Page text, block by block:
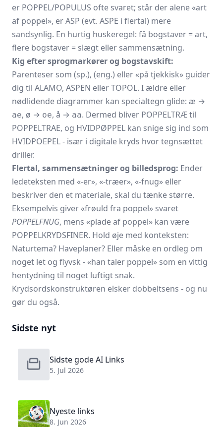
er POPPEL/POPULUS ofte svaret; står der alene «art
af poppel», er ASP (evt. ASPE i flertal) mere
sandsynlig. En hurtig huskeregel: få bogstaver = art,
flere bogstaver = slægt eller sammensætning.
Kig efter sprogmarkører og bogstavskift:
Parenteser som (sp.), (eng.) eller «på tjekkisk» guider
dig til ALAMO, ASPEN eller TOPOL. I ældre eller
nødlidende diagrammer kan specialtegn glide: æ →
ae, ø → oe, å → aa. Dermed bliver POPPELTRÆ til
POPPELTRAE, og HVIDPØPPEL kan snige sig ind som
HVIDPOEPEL - især i digitale kryds hvor tegnsættet
driller.
Flertal, sammensætninger og billedsprog: Ender
ledeteksten med «-er», «-træer», «-fnug» eller
beskriver den et materiale, skal du tænke større.
Eksempelvis giver «frøuld fra poppel» svaret
POPPELFNUG, mens «plade af poppel» kan være
POPPELKRYDSFINER. Hold øje med konteksten:
Naturtema? Haveplaner? Eller måske en ordleg om
noget let og flyvsk - «han taler poppel» som en vittig
hentydning til noget luftigt snak.
Krydsordskonstruktøren elsker dobbeltsens - og nu
gør du også.
Sidste nyt
Sidste gode AI Links
5. Jul 2026
Nyeste links
8. Jun 2026